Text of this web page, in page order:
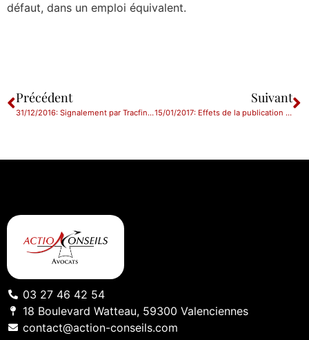
défaut, dans un emploi équivalent.
Précédent
31/12/2016: Signalement par Tracfin des opérations et des personnes à risques
Suivant
15/01/2017: Effets de la publication du contrat de location gérance
03 27 46 42 54
18 Boulevard Watteau, 59300 Valenciennes
contact@action-conseils.com